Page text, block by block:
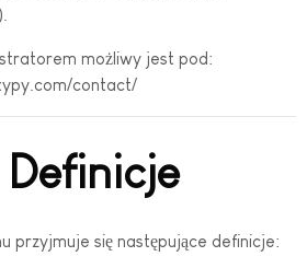
możliwy jest pod:
contact/
Definicje
przyjmuje się następujące definicje: